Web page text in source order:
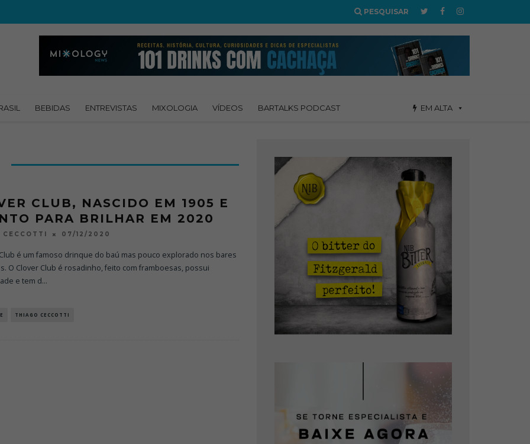
PESQUISAR
BEBIDAS ENTREVISTAS MIXOLOGIA VÍDEOS BARTALKS PODCAST EM ALTA
CLUB, NASCIDO EM 1905 E
PARA BRILHAR EM 2020
07/12/2020
é um famoso drinque do baú mas pouco explorado nos bares
O Clover Club é rosadinho, feito com framboesas, possui
e tem d...
THIAGO CECCOTTI